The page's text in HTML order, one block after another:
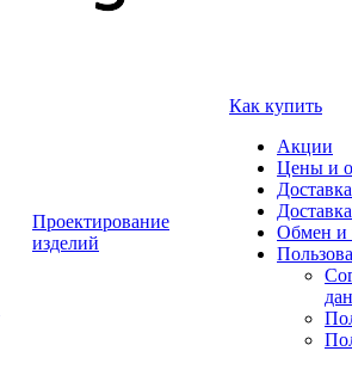
Проектирование
изделий
Как купить
Акции
Цены и
Обмен и